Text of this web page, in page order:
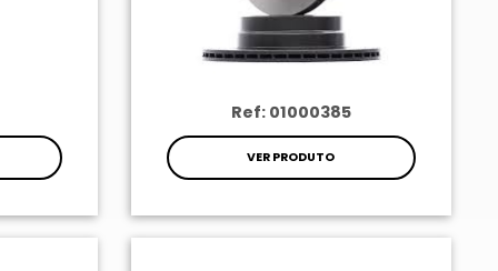
Ref: 01000385
VER PRODUTO